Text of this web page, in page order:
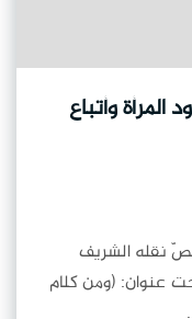
وأتباع
نقله الشريف
[نهج البلاغة ج1 ص44] تحت عنوان: (ومن كلام